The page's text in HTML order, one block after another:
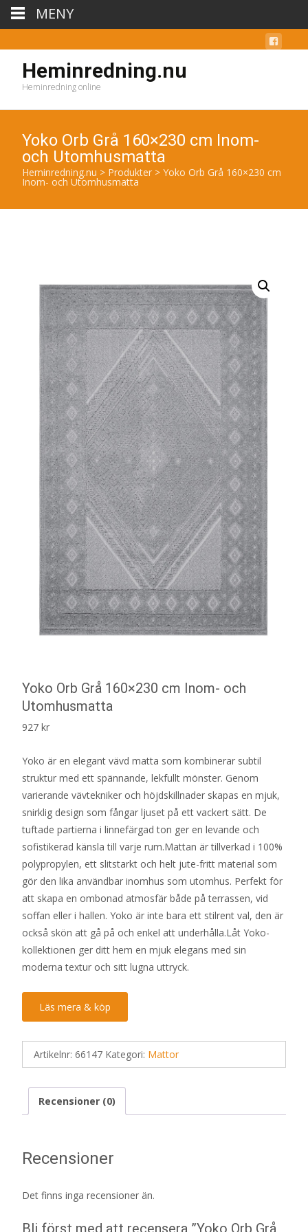
Heminredning.nu
Heminredning online
Yoko Orb Grå 160×230 cm Inom-
och Utomhusmatta
Heminredning.nu > Produkter > Yoko Orb Grå 160×230 cm
Inom- och Utomhusmatta
Yoko Orb Grå 160×230 cm Inom- och
Utomhusmatta
927 kr
Yoko är en elegant vävd matta som kombinerar subtil
struktur med ett spännande, lekfullt mönster. Genom
varierande vävtekniker och höjdskillnader skapas en mjuk,
snirklig design som fångar ljuset på ett vackert sätt. De
tuftade partierna i linnefärgad ton ger en levande och
sofistikerad känsla till varje rum.Mattan är tillverkad i 100%
polypropylen, ett slitstarkt och helt jute-fritt material som
gör den lika användbar inomhus som utomhus. Perfekt för
att skapa en ombonad atmosfär både på terrassen, vid
soffan eller i hallen. Yoko är inte bara ett stilrent val, den är
också skön att gå på och enkel att underhålla.Låt Yoko-
kollektionen ger ditt hem en mjuk elegans med sin
moderna textur och sitt lugna uttryck.
Läs mera & köp
Artikelnr: 66147 Kategori: Mattor
Recensioner (0)
Recensioner
Det finns inga recensioner än.
Bli först med att recensera ”Yoko Orb Grå
MENY